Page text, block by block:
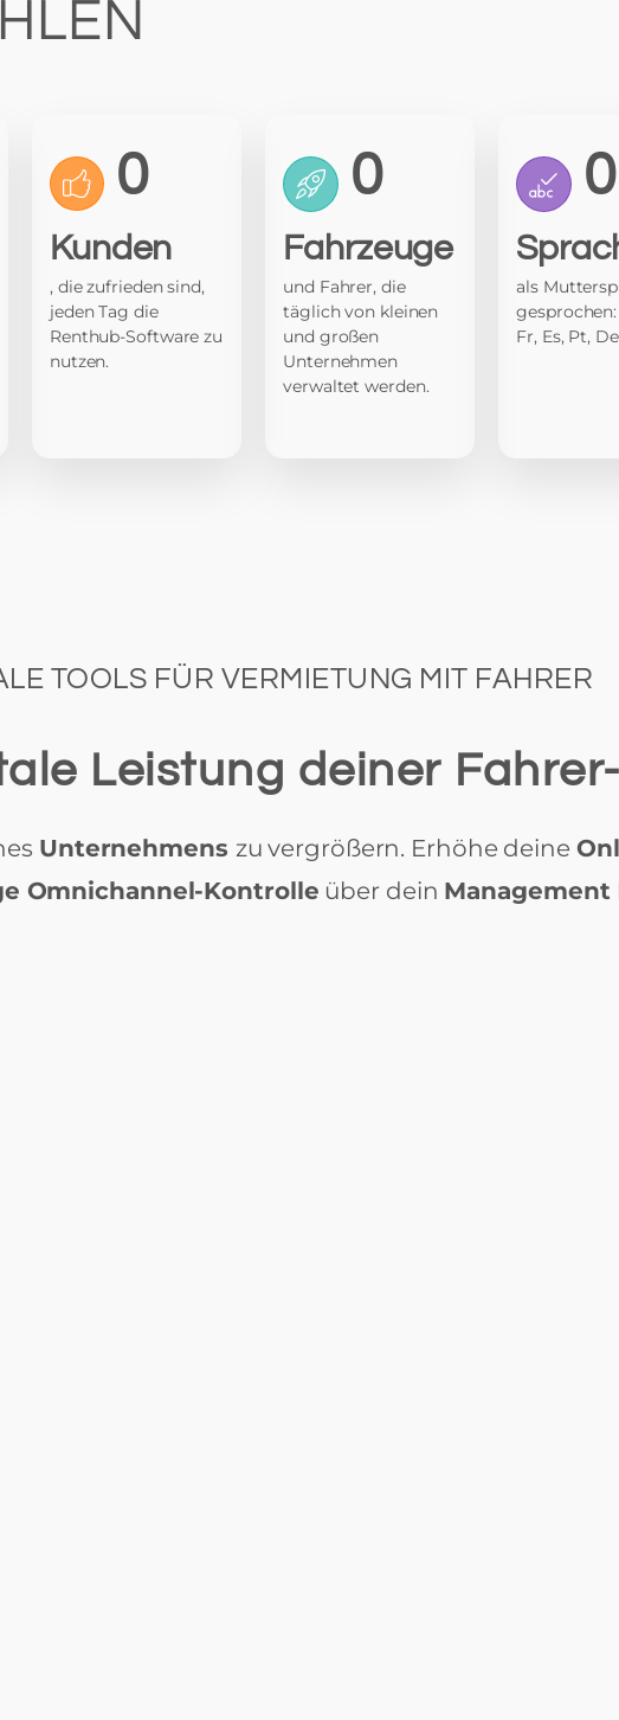
0
Kunden
, die zufrieden sind,
jeden Tag die
Renthub-Software zu
nutzen.
0
Fahrzeuge
und Fahrer, die
täglich von kleinen
und großen
Unternehmen
verwaltet werden.
0
als
gesprochen:
Fr, Es, Pt,
TOOLS FÜR VERMIETUNG MIT FAHRER
Leistung deiner
Unternehmens zu vergrößern. Erhöhe deine
Omnichannel-Kontrolle über dein Management